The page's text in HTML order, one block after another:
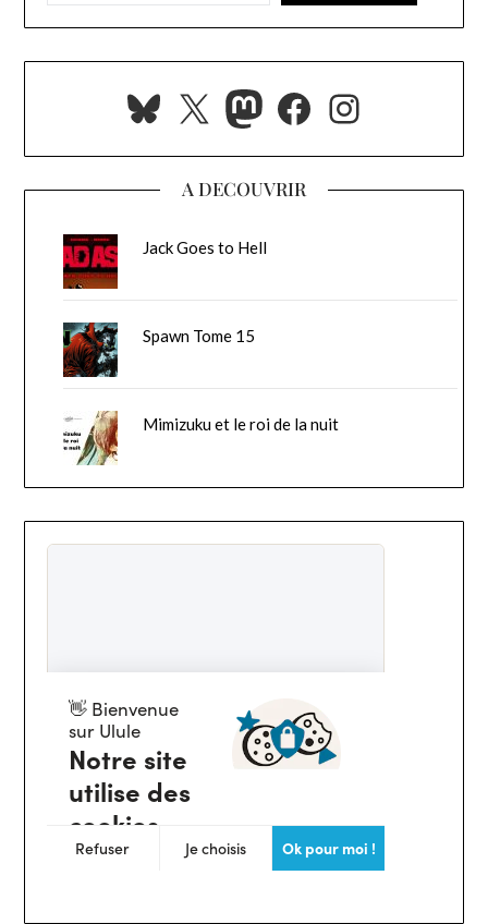
Bluesky
X Mastodon
Facebook
A DECOUVRIR
Jack Goes to Hell
Spawn Tome 15
Mimizuku et le roi de la nuit